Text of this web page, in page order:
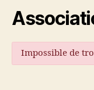
Impossible de